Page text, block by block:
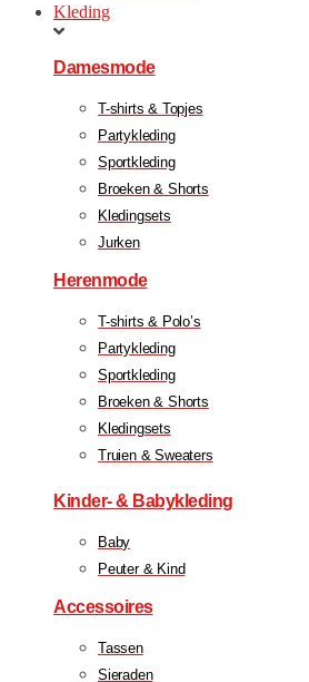
Kleding
Damesmode
T-shirts & Topjes
Partykleding
Sportkleding
Broeken & Shorts
Kledingsets
Jurken
Herenmode
T-shirts & Polo’s
Partykleding
Sportkleding
Broeken & Shorts
Kledingsets
Truien & Sweaters
Kinder- & Babykleding
Baby
Peuter & Kind
Accessoires
Tassen
Sieraden